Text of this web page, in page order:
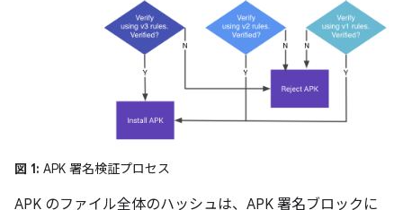
図 1: APK 署名検証プロセス
APK のファイル全体のハッシュは、APK 署名ブロックに